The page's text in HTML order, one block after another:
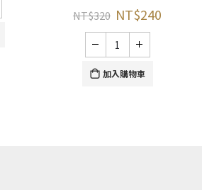
NT$320 NT$240
加入購物車